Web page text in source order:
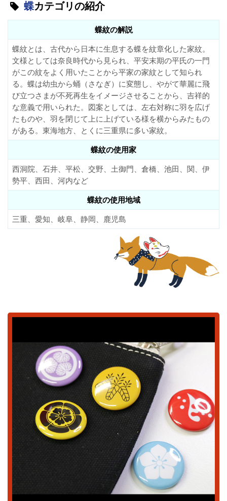
蝶カテゴリの紹介
蝶紋の解説
蝶紋とは、古代から日本に生息する蝶を紋章化した家紋。
文様としては奈良時代から見られ、平安末期の平氏の一門
がこの紋をよく用いたことから平家の家紋として知られ
る。蝶は幼虫から蛹（さなぎ）に変態し、やがて華麗に飛
び立つさまが不死再生をイメージさせることから、吉祥的
な意義で用いられた。図案としては、左右対称に羽を広げ
たものや、羽を閉じて上に上げている様を横からみたもの
がある。東海地方、とくに三重県に多い家紋。
蝶紋の使用家
西洞院、石井、平松、交野、土御門、倉橋、池田、関、伊
勢平、西田、河内など
蝶紋の使用地域
三重、愛知、岐阜、静岡、鹿児島